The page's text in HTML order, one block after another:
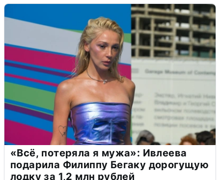
«Всё, потеряла я мужа»: Ивлеева
подарила Филиппу Бегаку дорогущую
лодку за 1,2 млн рублей